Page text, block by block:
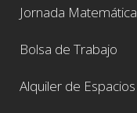
Jornada Matemática
Bolsa de Trabajo
Alquiler de Espacios